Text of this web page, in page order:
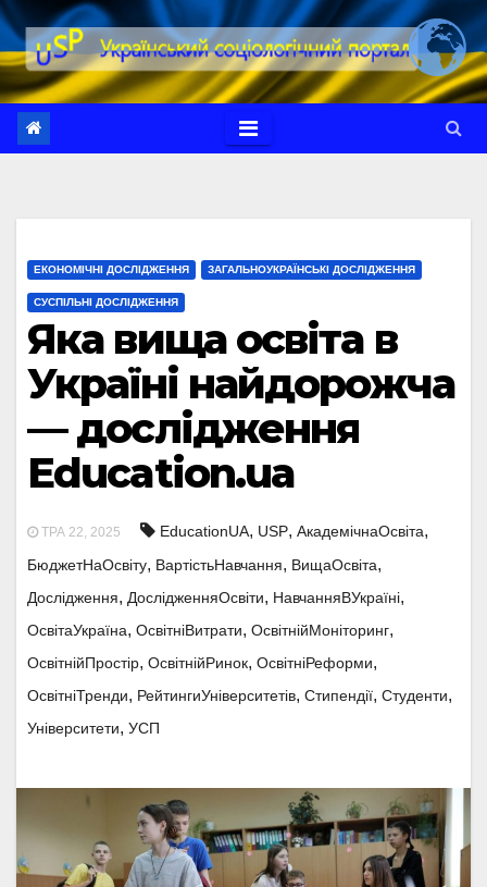
Перейти
до
вмісту
ЕКОНОМІЧНІ ДОСЛІДЖЕННЯ ЗАГАЛЬНОУКРАЇНСЬКІ ДОСЛІДЖЕННЯ
СУСПІЛЬНІ ДОСЛІДЖЕННЯ
Яка вища освіта в
Україні найдорожча
— дослідження
Education.ua
ТРА 22, 2025 EducationUA, USP, АкадемічнаОсвіта,
БюджетНаОсвіту, ВартістьНавчання, ВищаОсвіта,
Дослідження, ДослідженняОсвіти, НавчанняВУкраїні,
ОсвітаУкраїна, ОсвітніВитрати, ОсвітнійМоніторинг,
ОсвітнійПростір, ОсвітнійРинок, ОсвітніРеформи,
ОсвітніТренди, РейтингиУніверситетів, Стипендії, Студенти,
Університети, УСП